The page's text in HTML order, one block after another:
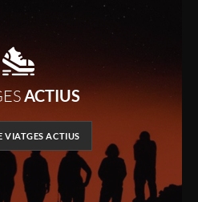
ACTIUS
VIATGES ACTIUS